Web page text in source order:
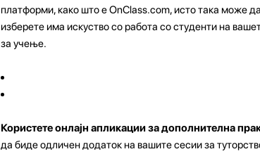
платформи, како што е OnClass.com, исто така може
изберете има искуство со работа со студенти на
за учење.
Користете онлајн апликации за дополнителна
да биде одличен додаток на вашите сесии за